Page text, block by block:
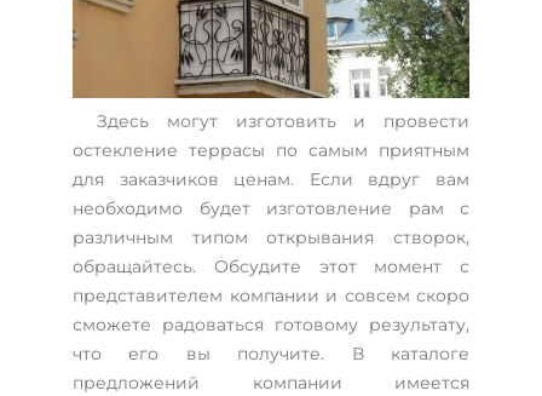
Здесь могут изготовить и провести
остекление террасы по самым приятным
для заказчиков ценам. Если вдруг вам
необходимо будет изготовление рам с
различным типом открывания створок,
обращайтесь. Обсудите этот момент с
представителем компании и совсем скоро
сможете радоваться готовому результату,
что его вы получите. В каталоге
предложений компании имеется